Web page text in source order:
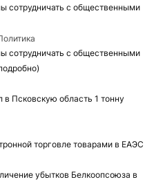
сотрудничать с общественными
сотрудничать с общественными
в Псковскую область 1 тонну
торговле товарами в ЕАЭС
убытков Белкоопсоюза в